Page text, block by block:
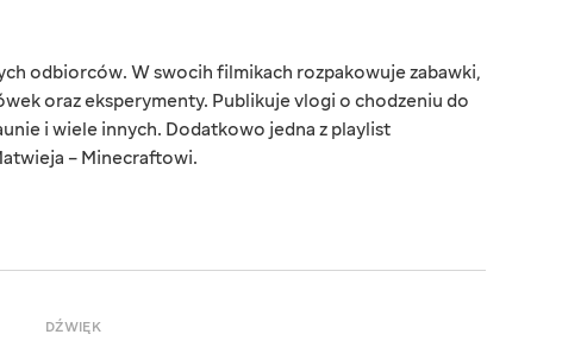
odbiorców. W swocih filmikach rozpakowuje zabawki,
oraz eksperymenty. Publikuje vlogi o chodzeniu do
i wiele innych. Dodatkowo jedna z playlist
– Minecraftowi.
DŹWIĘK